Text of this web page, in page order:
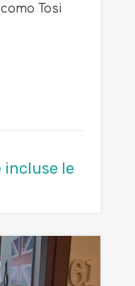
Tosi
incluse le